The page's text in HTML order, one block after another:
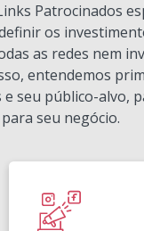
Patrocinados
os
as redes nem
entendemos
seu público-alvo,
seu negócio.